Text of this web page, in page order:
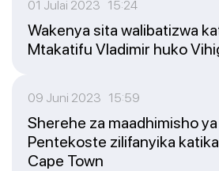
01 Julai 2023 15:24
Wakenya sita walibatizwa
Mtakatifu Vladimir huko
09 Juni 2023 15:59
Sherehe za maadhimisho
Pentekoste zilifanyika
Cape Town